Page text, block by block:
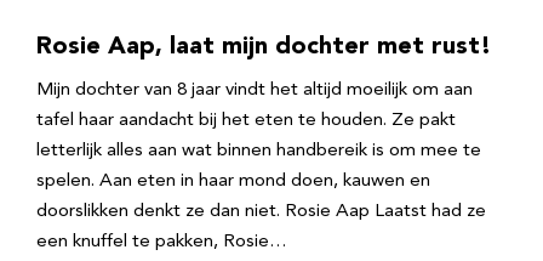
Rosie Aap, laat mijn dochter met rust!
Mijn dochter van 8 jaar vindt het altijd moeilijk om aan
tafel haar aandacht bij het eten te houden. Ze pakt
letterlijk alles aan wat binnen handbereik is om mee te
spelen. Aan eten in haar mond doen, kauwen en
doorslikken denkt ze dan niet. Rosie Aap Laatst had ze
een knuffel te pakken, Rosie…